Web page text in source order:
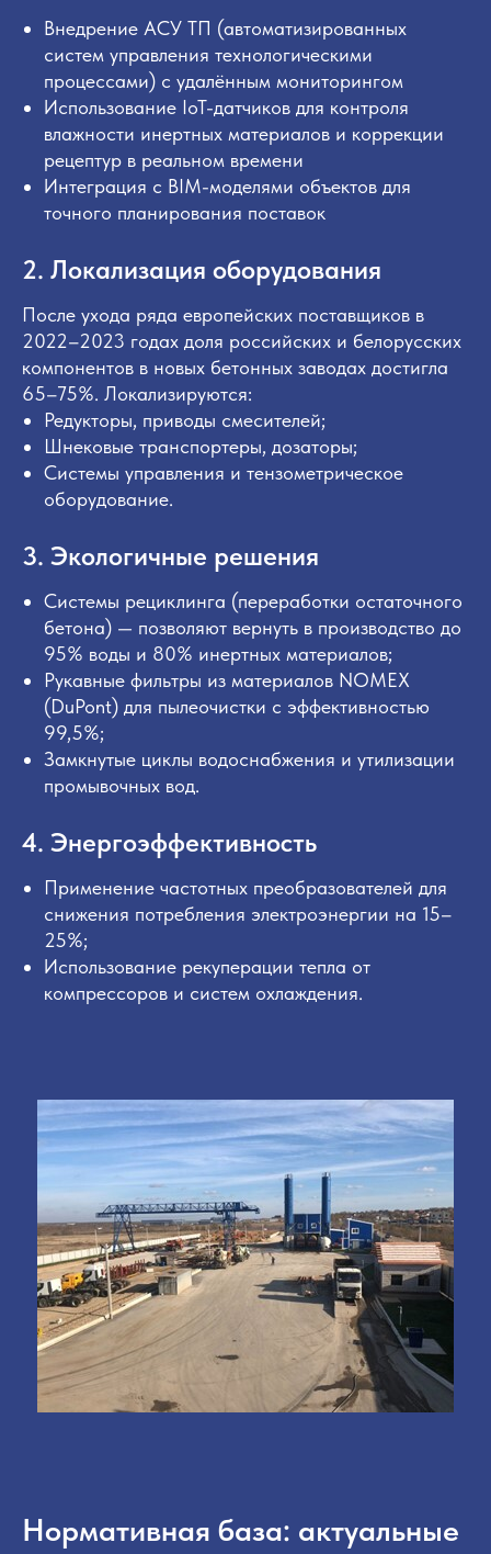
Внедрение АСУ ТП (автоматизированных
систем управления технологическими
процессами) с удалённым мониторингом
Использование IoT-датчиков для контроля
влажности инертных материалов и коррекции
рецептур в реальном времени
Интеграция с BIM-моделями объектов для
точного планирования поставок
2. Локализация оборудования
После ухода ряда европейских поставщиков в
2022–2023 годах доля российских и белорусских
компонентов в новых бетонных заводах достигла
65–75%. Локализируются:
Редукторы, приводы смесителей;
Шнековые транспортеры, дозаторы;
Системы управления и тензометрическое
оборудование.
3. Экологичные решения
Системы рециклинга (переработки остаточного
бетона) — позволяют вернуть в производство до
95% воды и 80% инертных материалов;
Рукавные фильтры из материалов NOMEX
(DuPont) для пылеочистки с эффективностью
99,5%;
Замкнутые циклы водоснабжения и утилизации
промывочных вод.
4. Энергоэффективность
Применение частотных преобразователей для
снижения потребления электроэнергии на 15–
25%;
Использование рекуперации тепла от
компрессоров и систем охлаждения.
Нормативная база: актуальные